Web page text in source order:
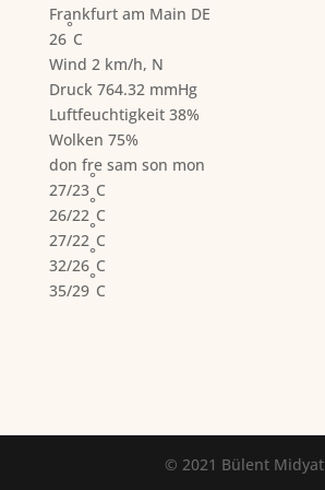
Frankfurt am Main DE
26
°
C
Wind 2 km/h, N
Druck 764.32 mmHg
Luftfeuchtigkeit 38%
Wolken 75%
don fre sam son mon
27/23
°
C
26/22
°
C
27/22
°
C
32/26
°
C
35/29
°
C
© 2021 Bülent Midyat